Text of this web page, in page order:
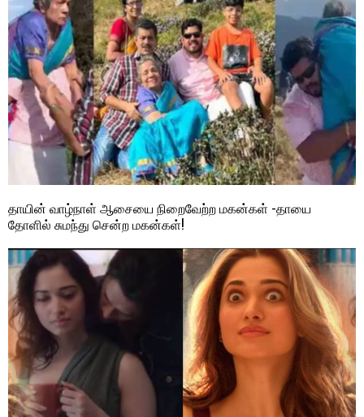
தாயின் வாழ்நாள் ஆசையை நிறைவேற்ற மகன்கள் -தாயை
தோளில் சுமந்து சென்ற மகன்கள்!